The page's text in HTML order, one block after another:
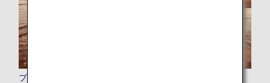
プレミアムポイント